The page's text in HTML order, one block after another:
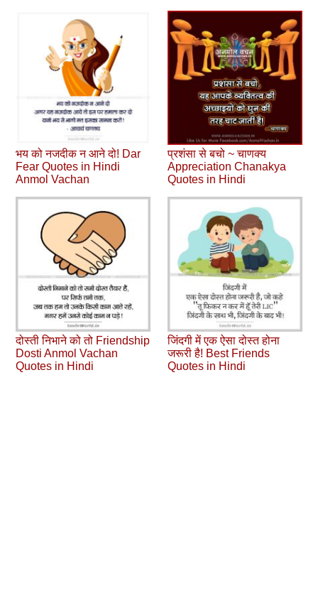
भय को नजदीक न आने दो! Dar
Fear Quotes in Hindi
Anmol Vachan
प्रशंसा से बचो ~ चाणक्य
Appreciation Chanakya
Quotes in Hindi
दोस्ती निभाने को तो Friendship
Dosti Anmol Vachan
Quotes in Hindi
जिंदगी में एक ऐसा दोस्त होना
जरूरी है! Best Friends
Quotes in Hindi